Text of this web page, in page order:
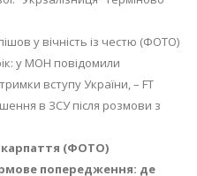
у вічність із честю (ФОТО)
у МОН повідомили
вступу України, – FT
в ЗСУ після розмови з
(ФОТО)
попередження: де